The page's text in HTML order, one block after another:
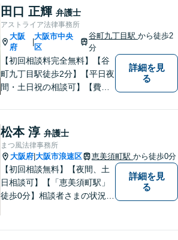
ただいた方々が安心して落ち
着いてお話することができる
よう、完全個室をご準備して
おります。どうぞお気軽にご
相談ください。
田口 正輝 弁護士
アストライア法律事務所
大阪
府
|
大阪市中央
区
谷町九丁目駅から徒歩2
分
【初回相談料完全無料】【谷
町九丁目駅徒歩2分】【平日夜
間・土日祝の相談可】【費用
いたします。
詳細を見
る
松本 淳 弁護士
まつ風法律事務所
大阪府 大阪市浪速区 恵美須町駅 から徒歩0分
【初回相談無料】【夜間、土
日相談可】【「恵美須町駅」
徒歩0分】相談者さまの状況や
詳細を見
る